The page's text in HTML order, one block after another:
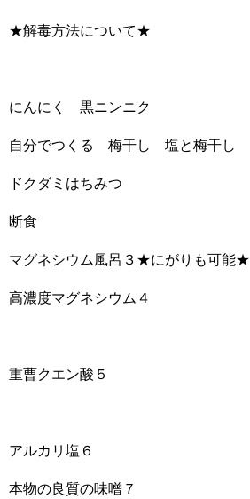
★解毒方法について★
にんにく 黒ニンニク
自分でつくる 梅干し 塩と梅干し
ドクダミはちみつ
断食
マグネシウム風呂３★にがりも可能★
高濃度マグネシウム４
重曹クエン酸５
アルカリ塩６
本物の良質の味噌７